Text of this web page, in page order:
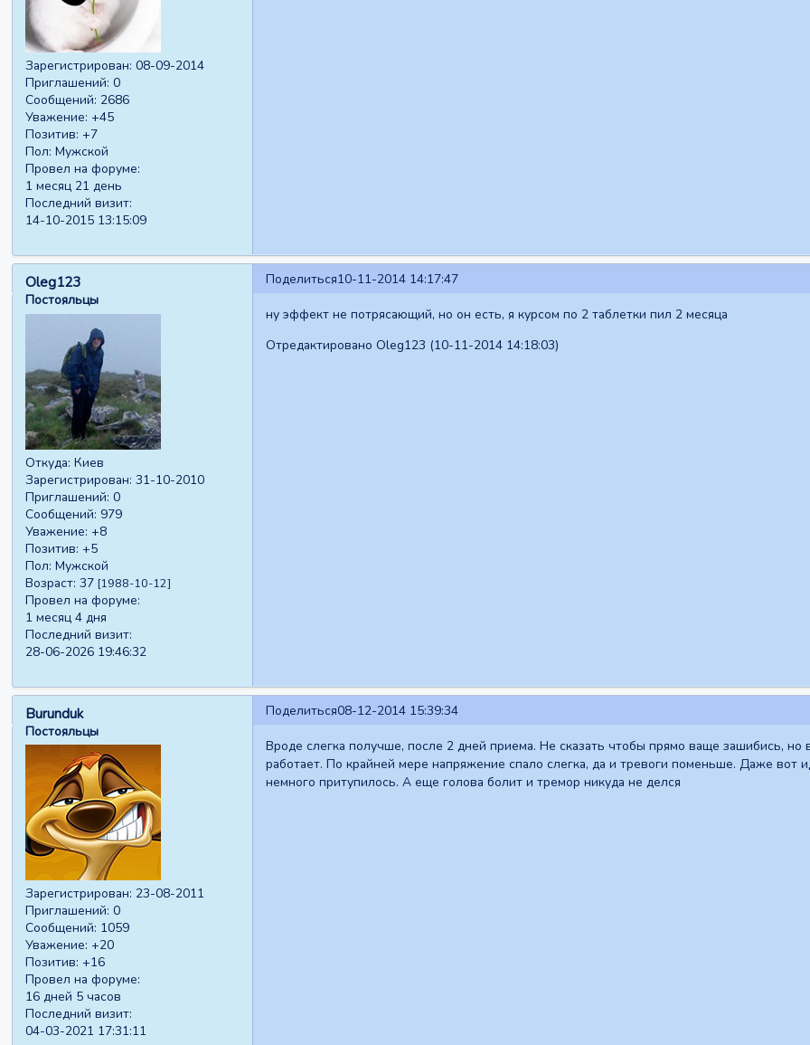
Зарегистрирован: 08-09-2014
Приглашений: 0
Сообщений: 2686
Уважение: +45
Позитив: +7
Пол: Мужской
Провел на форуме:
1 месяц 21 день
Последний визит:
14-10-2015 13:15:09
Поделиться10-11-2014 14:17:47
Oleg123
Постояльцы
Откуда: Киев
Зарегистрирован: 31-10-2010
Приглашений: 0
Сообщений: 979
Уважение: +8
Позитив: +5
Пол: Мужской
Возраст: 37 [1988-10-12]
Провел на форуме:
1 месяц 4 дня
Последний визит:
28-06-2026 19:46:32
ну эффект не потрясающий, но он есть, я курсом по 2 таблетки пил 2 месяца
Отредактировано Oleg123 (10-11-2014 14:18:03)
Поделиться08-12-2014 15:39:34
Burunduk
Постояльцы
Зарегистрирован: 23-08-2011
Приглашений: 0
Сообщений: 1059
Уважение: +20
Позитив: +16
Провел на форуме:
16 дней 5 часов
Последний визит:
04-03-2021 17:31:11
Вроде слегка получше, после 2 дней приема. Не сказать чтобы прямо ваще зашибись,
работает. По крайней мере напряжение спало слегка, да и тревоги поменьше. Даже вот
немного притупилось. А еще голова болит и тремор никуда не делся